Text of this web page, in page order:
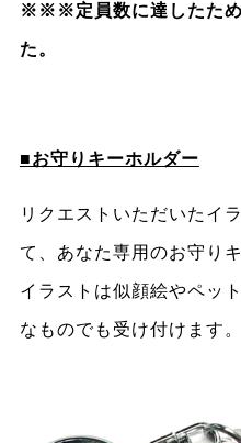
※※※定員数に達したため
た。
■お守りキーホルダー
リクエストいただいたイ
て、あなた専用のお守り
イラストは似顔絵やペッ
なものでも受け付けます。